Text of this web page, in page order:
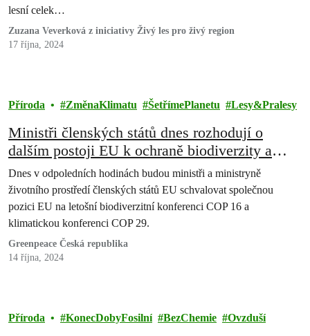
lesní celek…
Zuzana Veverková z iniciativy Živý les pro živý region
17 října, 2024
Příroda ZměnaKlimatu ŠetřímePlanetu Lesy&Pralesy
Ministři členských států dnes rozhodují o
dalším postoji EU k ochraně biodiverzity a
klimatu
Dnes v odpoledních hodinách budou ministři a ministryně
životního prostředí členských států EU schvalovat společnou
pozici EU na letošní biodiverzitní konferenci COP 16 a
klimatickou konferenci COP 29.
Greenpeace Česká republika
14 října, 2024
Příroda KonecDobyFosilní BezChemie Ovzduší